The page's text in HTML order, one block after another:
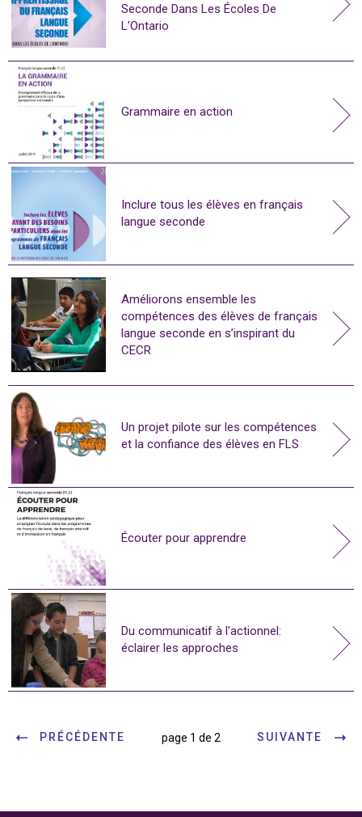
Seconde Dans Les Écoles De
L’Ontario
Grammaire en action
Inclure tous les élèves en français
langue seconde
Améliorons ensemble les
compétences des élèves de français
langue seconde en s’inspirant du
CECR
Un projet pilote sur les compétences
et la confiance des élèves en FLS
Écouter pour apprendre
Du communicatif à l'actionnel:
éclairer les approches
PRÉCÉDENTE page 1 de 2 SUIVANTE